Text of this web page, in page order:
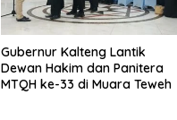
Gubernur Kalteng Lantik
Dewan Hakim dan Panitera
MTQH ke-33 di Muara Teweh